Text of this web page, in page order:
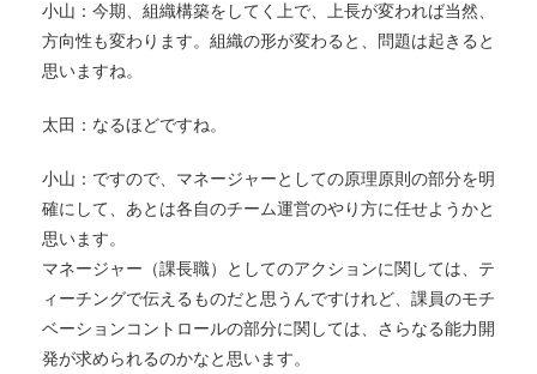
小山：今期、組織構築をしてく上で、上長が変われば当然、
方向性も変わります。組織の形が変わると、問題は起きると
思いますね。
太田：なるほどですね。
小山：ですので、マネージャーとしての原理原則の部分を明
確にして、あとは各自のチーム運営のやり方に任せようかと
思います。
マネージャー（課長職）としてのアクションに関しては、テ
ィーチングで伝えるものだと思うんですけれど、課員のモチ
ベーションコントロールの部分に関しては、さらなる能力開
発が求められるのかなと思います。